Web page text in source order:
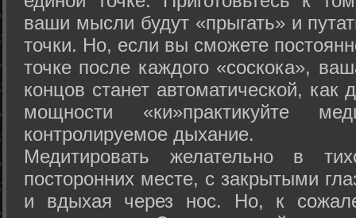
ваши мысли будут «прыгать» и
точки. Но, если вы сможете
точке после каждого «соскока»,
концов станет автоматической,
мощности «ки»практикуйте
контролируемое дыхание.
Медитировать желательно в
посторонних месте, с закрытыми
и вдыхая через нос. Но, к